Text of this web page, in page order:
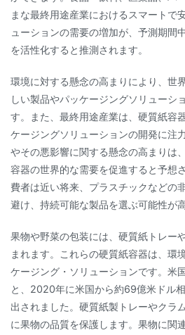
まな最終用途産業におけるスマートで
ューションの需要の増加が、予測期間
を活性化すると推測されます。
環境に対する懸念の高まりにより、世
しい製品やパッケージングソリューシ
す。また、最終用途産業は、硬質紙容
ケージングソリューションの開発に注
やその悪影響に関する懸念の高まりは
容器の世界的な需要を促進すると予想
費者は近い将来、プラスチックなどの
避け、持続可能な製品を選ぶ可能性が
果物や野菜の包装には、硬質紙トレー
まれます。これらの硬質紙容器は、環
ケージング・ソリューションです。米
と、2020年に米国から約69億米ドル
出されました。硬質紙製トレーやクラ
に果物の品質を保護します。果物に関